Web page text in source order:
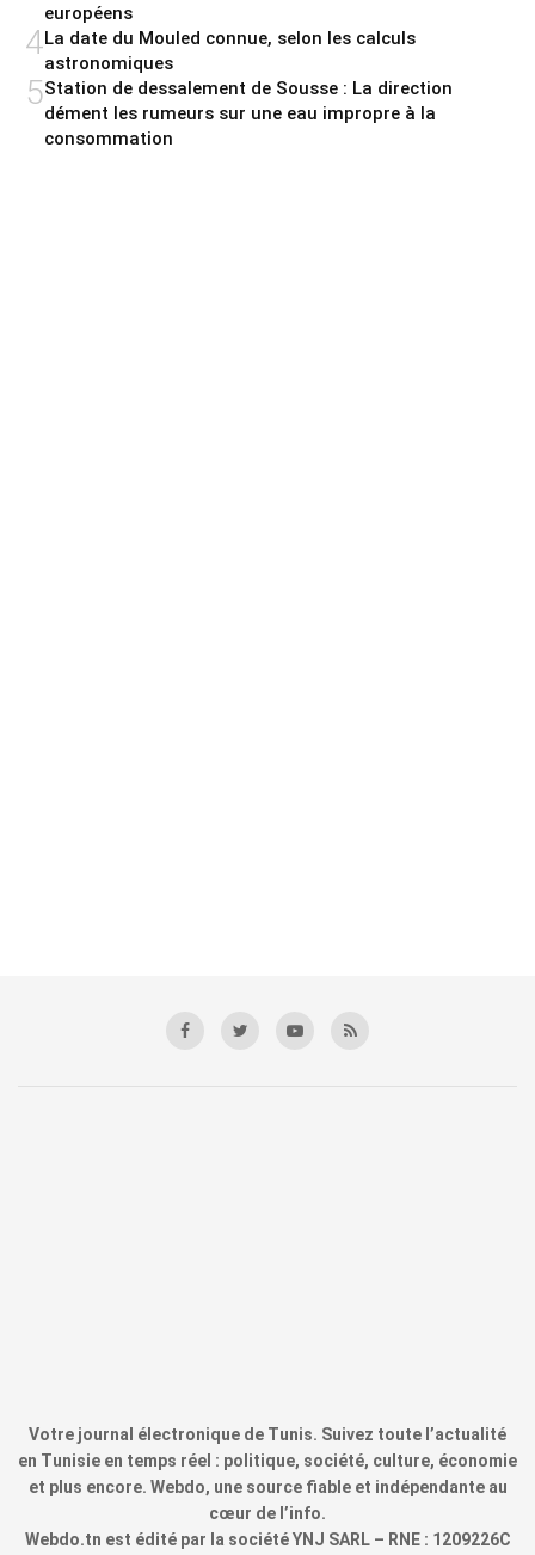
européens
4La date du Mouled connue, selon les calculs
astronomiques
5Station de dessalement de Sousse : La direction
dément les rumeurs sur une eau impropre à la
consommation
Votre journal électronique de Tunis. Suivez toute l’actualité
en Tunisie en temps réel : politique, société, culture, économie
et plus encore. Webdo, une source fiable et indépendante au
cœur de l’info.
Webdo.tn est édité par la société YNJ SARL – RNE : 1209226C